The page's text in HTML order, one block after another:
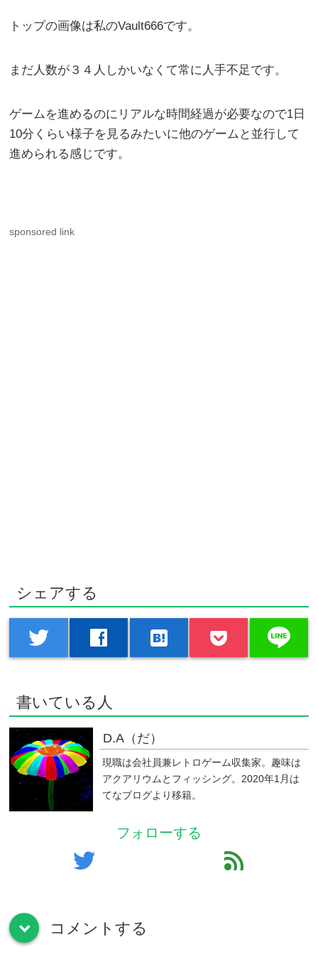
トップの画像は私のVault666です。
まだ人数が３４人しかいなくて常に人手不足です。
ゲームを進めるのにリアルな時間経過が必要なので1日
10分くらい様子を見るみたいに他のゲームと並行して
進められる感じです。
sponsored link
シェアする
twitter facebook hatenabookmark line
書いている人
D.A（だ）
現職は会社員兼レトロゲーム収集家。趣味は
アクアリウムとフィッシング。2020年1月は
てなブログより移籍。
フォローする
twitter feed
down コメントする